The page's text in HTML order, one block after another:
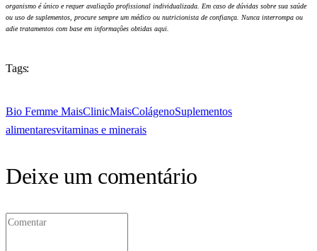
organismo é único e requer avaliação profissional individualizada. Em caso de dúvidas sobre sua saúde
ou uso de suplementos, procure sempre um médico ou nutricionista de confiança. Nunca interrompa ou
adie tratamentos com base em informações obtidas aqui.
Tags:
Bio Femme MaisClinicMaisColágenoSuplementos
alimentaresvitaminas e minerais
Deixe um comentário